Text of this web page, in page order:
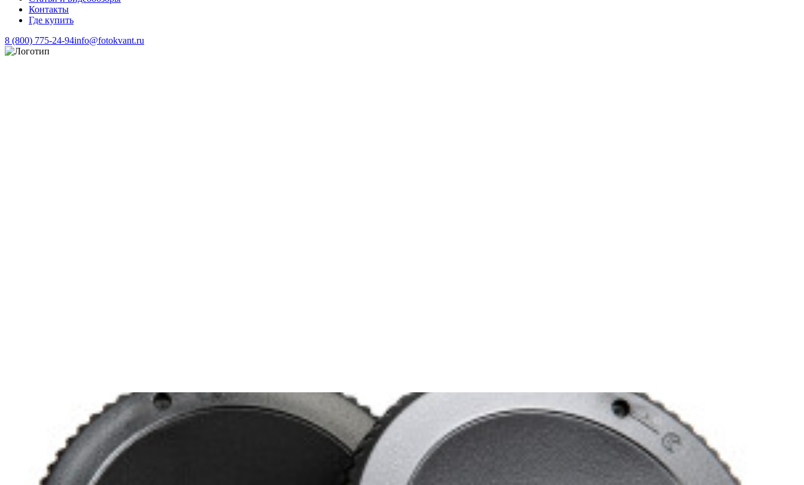
Контакты
Где купить
8 (800) 775-24-94info@fotokvant.ru